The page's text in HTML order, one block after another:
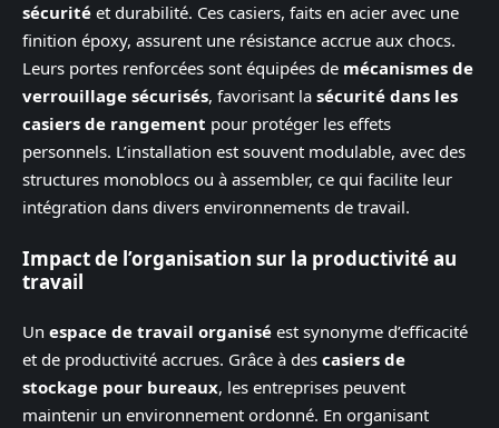
sécurité et durabilité. Ces casiers, faits en acier avec une
finition époxy, assurent une résistance accrue aux chocs.
Leurs portes renforcées sont équipées de mécanismes de
verrouillage sécurisés, favorisant la sécurité dans les
casiers de rangement pour protéger les effets
personnels. L’installation est souvent modulable, avec des
structures monoblocs ou à assembler, ce qui facilite leur
intégration dans divers environnements de travail.
Impact de l’organisation sur la productivité au
travail
Un espace de travail organisé est synonyme d’efficacité
et de productivité accrues. Grâce à des casiers de
stockage pour bureaux, les entreprises peuvent
maintenir un environnement ordonné. En organisant